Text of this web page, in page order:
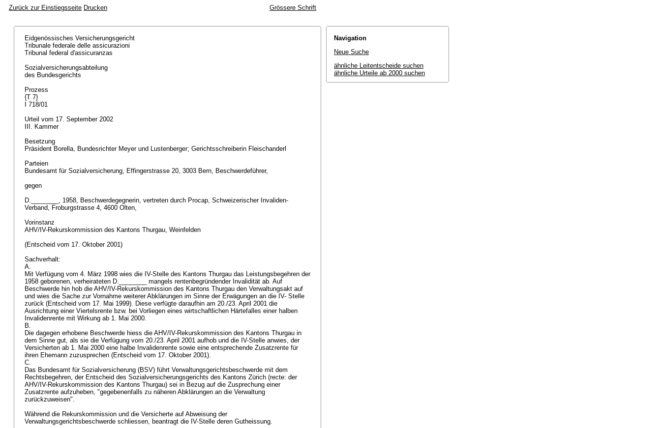
Zurück zur Einstiegsseite Drucken Grössere Schrift
Eidgenössisches Versicherungsgericht
Tribunale federale delle assicurazioni
Tribunal federal d'assicuranzas
Sozialversicherungsabteilung
des Bundesgerichts
Prozess
{T 7}
I 718/01
Urteil vom 17. September 2002
III. Kammer
Besetzung
Präsident Borella, Bundesrichter Meyer und Lustenberger; Gerichtsschreiberin Fleischanderl
Parteien
Bundesamt für Sozialversicherung, Effingerstrasse 20, 3003 Bern, Beschwerdeführer,
gegen
D.________, 1958, Beschwerdegegnerin, vertreten durch Procap, Schweizerischer Invaliden-
Verband, Froburgstrasse 4, 4600 Olten,
Vorinstanz
AHV/IV-Rekurskommission des Kantons Thurgau, Weinfelden
(Entscheid vom 17. Oktober 2001)
Sachverhalt:
A.
Mit Verfügung vom 4. März 1998 wies die IV-Stelle des Kantons Thurgau das Leistungsbegehren der
1958 geborenen, verheirateten D.________ mangels rentenbegründender Invalidität ab. Auf
Beschwerde hin hob die AHV/IV-Rekurskommission des Kantons Thurgau den Verwaltungsakt auf
und wies die Sache zur Vornahme weiterer Abklärungen im Sinne der Erwägungen an die IV- Stelle
zurück (Entscheid vom 17. Mai 1999). Diese verfügte daraufhin am 20./23. April 2001 die
Ausrichtung einer Viertelsrente bzw. bei Vorliegen eines wirtschaftlichen Härtefalles einer halben
Invalidenrente mit Wirkung ab 1. Mai 2000.
B.
Die dagegen erhobene Beschwerde hiess die AHV/IV-Rekurskommission des Kantons Thurgau in
dem Sinne gut, als sie die Verfügung vom 20./23. April 2001 aufhob und die IV-Stelle anwies, der
Versicherten ab 1. Mai 2000 eine halbe Invalidenrente sowie eine entsprechende Zusatzrente für
ihren Ehemann zuzusprechen (Entscheid vom 17. Oktober 2001).
C.
Das Bundesamt für Sozialversicherung (BSV) führt Verwaltungsgerichtsbeschwerde mit dem
Rechtsbegehren, der Entscheid des Sozialversicherungsgerichts des Kantons Zürich (recte: der
AHV/IV-Rekurskommission des Kantons Thurgau) sei in Bezug auf die Zusprechung einer
Zusatzrente aufzuheben, "gegebenenfalls zu näheren Abklärungen an die Verwaltung
zurückzuweisen".
Während die Rekurskommission und die Versicherte auf Abweisung der
Verwaltungsgerichtsbeschwerde schliessen, beantragt die IV-Stelle deren Gutheissung.
Navigation
Neue Suche
ähnliche Leitentscheide suchen
ähnliche Urteile ab 2000 suchen